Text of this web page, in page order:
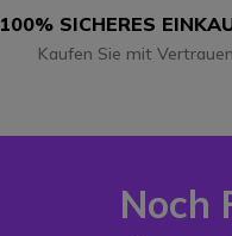
100% SICHERES
Kaufen Sie mit Vertrauen
Noch